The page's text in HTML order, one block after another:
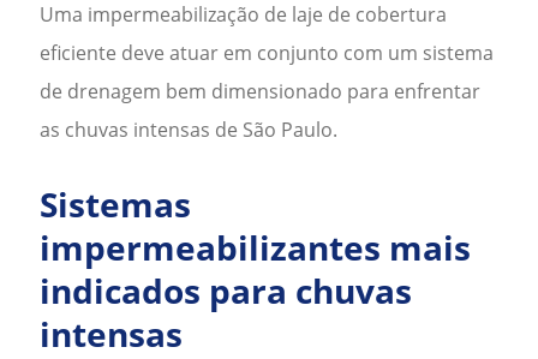
Uma impermeabilização de laje de cobertura
eficiente deve atuar em conjunto com um sistema
de drenagem bem dimensionado para enfrentar
as chuvas intensas de São Paulo.
Sistemas
impermeabilizantes mais
indicados para chuvas
intensas